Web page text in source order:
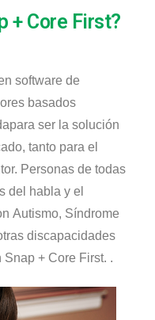
+ Core First?
software de
basados
apara ser la solución
tanto para el
Personas de todas
del habla y el
Autismo, Síndrome
discapacidades
Snap + Core First. .